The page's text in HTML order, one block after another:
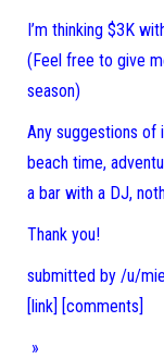
I’m thinking $3K
(Feel free to give
season)
Any suggestions of
beach time,
a bar with a DJ,
Thank you!
submitted by /u/
[link] [comments]
»